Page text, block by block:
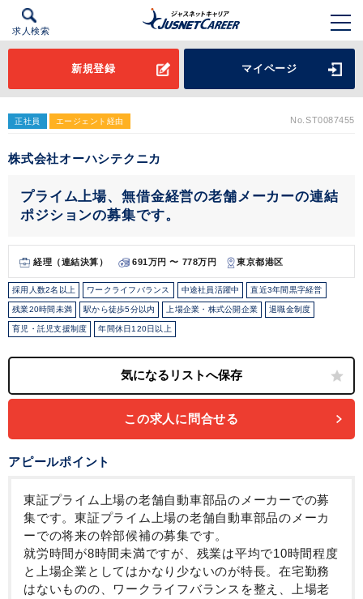
求人検索
新規登録 マイページ
正社員 エージェント経由 No.ST0087455
株式会社オーハシテクニカ
プライム上場、無借金経営の老舗メーカーの連結
ポジションの募集です。
経理（連結決算） 691万円 〜 778万円 東京都港区
採用人数2名以上 ワークライフバランス 中途社員活躍中 直近3年間黒字経営
残業20時間未満 駅から徒歩5分以内 上場企業・株式公開企業 退職金制度
育児・託児支援制度 年間休日120日以上
この求人に問合せる
アピールポイント
東証プライム上場の老舗自動車部品のメーカーでの募
集です。東証プライム上場の老舗自動車部品のメーカ
ーでの将来の幹部候補の募集です。
就労時間が8時間未満ですが、残業は平均で10時間程度
と上場企業としてはかなり少ないのが特長。在宅勤務
はないものの、ワークライフバランスを整え、上場老